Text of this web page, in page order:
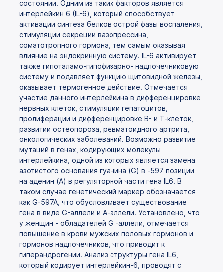
состоянии. Одним из таких факторов является
интерлейкин 6 (IL-6), который способствует
активации синтеза белков острой фазы воспаления,
стимуляции секреции вазопрессина,
соматотропного гормона, тем самым оказывая
влияние на эндокринную систему. IL-6 активирует
также гипоталамо-гипофизарно- надпочечниковую
систему и подавляет функцию щитовидной железы,
оказывает термогенное действие. Отмечается
участие данного интерлейкина в дифференцировке
нервных клеток, стимуляции гепатоцитов,
пролиферации и дифференцировке В- и Т-клеток,
развитии остеопороза, ревматоидного артрита,
онкологических заболеваний. Возможно развитие
мутаций в генах, кодирующих молекулы
интерлейкина, одной из которых является замена
азотистого основания гуанина (G) в -597 позиции
на аденин (A) в регуляторной части гена IL6. В
таком случае генетический маркер обозначается
как G-597A, что обусловливает существование
гена в виде G-аллели и А-аллели. Установлено, что
у женщин - обладателей G -аллели, отмечается
повышение в крови мужских половых гормонов и
гормонов надпочечников, что приводит к
гиперандрогении. Анализ структуры гена IL6,
который кодирует интерлейкин-6, проводят с